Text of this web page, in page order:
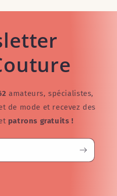
amateurs, spécialistes,
de mode et recevez des
patrons gratuits !